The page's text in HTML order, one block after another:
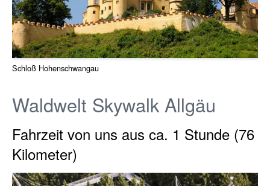
Schloß Hohenschwangau
Waldwelt Skywalk Allgäu
Fahrzeit von uns aus ca. 1 Stunde (76
Kilometer)